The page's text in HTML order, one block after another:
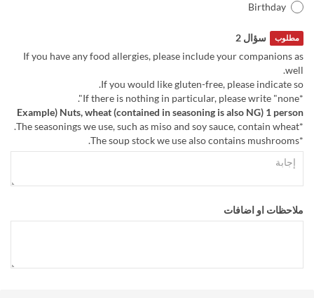
Birthday
سؤال 2 مطلوب
If you have any food allergies, please include your companions as
well.
If you would like gluten-free, please indicate so.
*If there is nothing in particular, please write "none".
Example) Nuts, wheat (contained in seasoning is also NG) 1 person
*The seasonings we use, such as miso and soy sauce, contain wheat.
*The soup stock we use also contains mushrooms.
ملاحظات او اضافات